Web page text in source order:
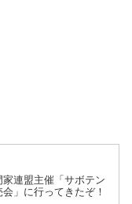
連盟主催「サボテン
」に行ってきたぞ！